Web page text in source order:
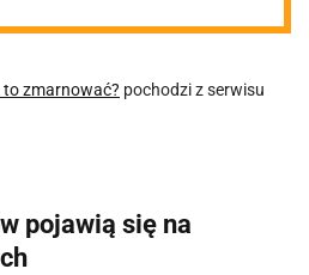
to zmarnować? pochodzi z serwisu
pojawią się na